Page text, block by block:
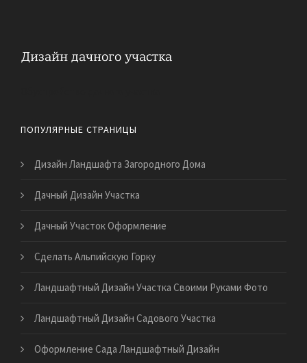
ПОПУЛЯРНЫЕ СТРАНИЦЫ
Дизайн Ландшафта Загородного Дома
Дачный Дизайн Участка
Дачный Участок Оформление
Сделать Альпийскую Горку
Ландшафтный Дизайн Участка Своими Руками Фото
Ландшафтный Дизайн Садового Участка
Оформление Сада Ландшафтный Дизайн